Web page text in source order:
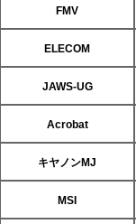
FMV
ELECOM
JAWS-UG
Acrobat
キヤノンMJ
MSI